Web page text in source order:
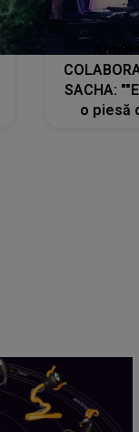
SACHA:
o piesă